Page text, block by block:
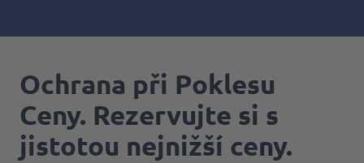
Ochrana při Poklesu
Ceny. Rezervujte si s
jistotou nejnižší ceny.